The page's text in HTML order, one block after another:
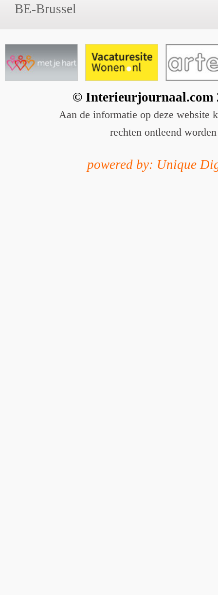
BE-Brussel
© Interieurjournaal.com
Aan de informatie op deze website
rechten ontleend worden
powered by: Unique